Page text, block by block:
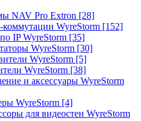
NAV Pro Extron [28]
WyreStorm [152]
IP WyreStorm [35]
WyreStorm [30]
WyreStorm [5]
WyreStorm [38]
и аксессуары WyreStorm
WyreStorm [4]
для видеостен WyreStorm